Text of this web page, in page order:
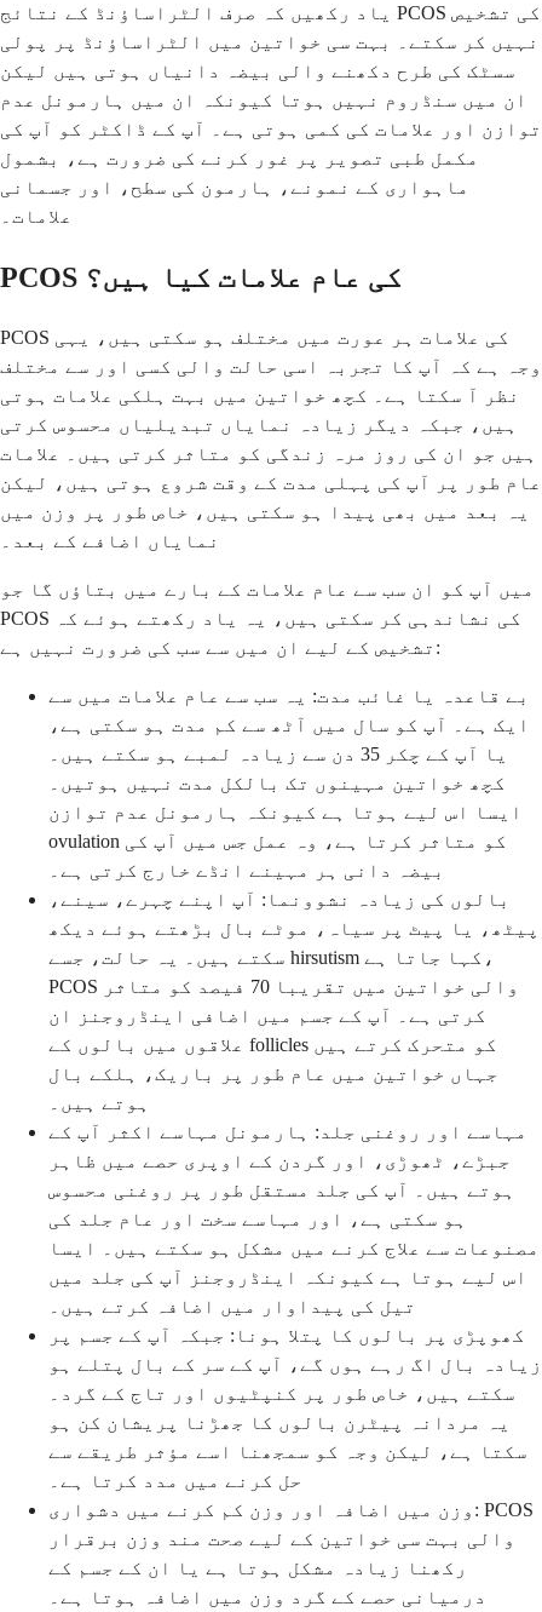
یاد رکھیں کہ صرف الٹراساؤنڈ کے نتائج PCOS کی تشخیص
نہیں کر سکتے۔ بہت سی خواتین میں الٹراساؤنڈ پر پولی
سسٹک کی طرح دکھنے والی بیضہ دانیاں ہوتی ہیں لیکن
ان میں سنڈروم نہیں ہوتا کیونکہ ان میں ہارمونل عدم
توازن اور علامات کی کمی ہوتی ہے۔ آپ کے ڈاکٹر کو آپ کی
مکمل طبی تصویر پر غور کرنے کی ضرورت ہے، بشمول
ماہواری کے نمونے، ہارمون کی سطح، اور جسمانی
علامات۔
PCOS کی عام علامات کیا ہیں؟
PCOS کی علامات ہر عورت میں مختلف ہو سکتی ہیں، یہی
وجہ ہے کہ آپ کا تجربہ اسی حالت والی کسی اور سے مختلف
نظر آ سکتا ہے۔ کچھ خواتین میں بہت ہلکی علامات ہوتی
ہیں، جبکہ دیگر زیادہ نمایاں تبدیلیاں محسوس کرتی
ہیں جو ان کی روز مرہ زندگی کو متاثر کرتی ہیں۔ علامات
عام طور پر آپ کی پہلی مدت کے وقت شروع ہوتی ہیں، لیکن
یہ بعد میں بھی پیدا ہو سکتی ہیں، خاص طور پر وزن میں
نمایاں اضافے کے بعد۔
میں آپ کو ان سب سے عام علامات کے بارے میں بتاؤں گا جو
PCOS کی نشاندہی کر سکتی ہیں، یہ یاد رکھتے ہوئے کہ
تشخیص کے لیے ان میں سے سب کی ضرورت نہیں ہے:
بے قاعدہ یا غائب مدت: یہ سب سے عام علامات میں سے
ایک ہے۔ آپ کو سال میں آٹھ سے کم مدت ہو سکتی ہے،
یا آپ کے چکر 35 دن سے زیادہ لمبے ہو سکتے ہیں۔
کچھ خواتین مہینوں تک بالکل مدت نہیں ہوتیں۔
ایسا اس لیے ہوتا ہے کیونکہ ہارمونل عدم توازن
ovulation کو متاثر کرتا ہے، وہ عمل جس میں آپ کی
بیضہ دانی ہر مہینے انڈے خارج کرتی ہے۔
بالوں کی زیادہ نشوونما: آپ اپنے چہرے، سینے،
پیٹھ، یا پیٹ پر سیاہ، موٹے بال بڑھتے ہوئے دیکھ
سکتے ہیں۔ یہ حالت، جسے hirsutism کہا جاتا ہے،
PCOS والی خواتین میں تقریبا 70 فیصد کو متاثر
کرتی ہے۔ آپ کے جسم میں اضافی اینڈروجنز ان
علاقوں میں بالوں کے follicles کو متحرک کرتے ہیں
جہاں خواتین میں عام طور پر باریک، ہلکے بال
ہوتے ہیں۔
مہاسے اور روغنی جلد: ہارمونل مہاسے اکثر آپ کے
جبڑے، ٹھوڑی، اور گردن کے اوپری حصے میں ظاہر
ہوتے ہیں۔ آپ کی جلد مستقل طور پر روغنی محسوس
ہو سکتی ہے، اور مہاسے سخت اور عام جلد کی
مصنوعات سے علاج کرنے میں مشکل ہو سکتے ہیں۔ ایسا
اس لیے ہوتا ہے کیونکہ اینڈروجنز آپ کی جلد میں
تیل کی پیداوار میں اضافہ کرتے ہیں۔
کھوپڑی پر بالوں کا پتلا ہونا: جبکہ آپ کے جسم پر
زیادہ بال اگ رہے ہوں گے، آپ کے سر کے بال پتلے ہو
سکتے ہیں، خاص طور پر کنپٹیوں اور تاج کے گرد۔
یہ مردانہ پیٹرن بالوں کا جھڑنا پریشان کن ہو
سکتا ہے، لیکن وجہ کو سمجھنا اسے مؤثر طریقے سے
حل کرنے میں مدد کرتا ہے۔
وزن میں اضافہ اور وزن کم کرنے میں دشواری: PCOS
والی بہت سی خواتین کے لیے صحت مند وزن برقرار
رکھنا زیادہ مشکل ہوتا ہے یا ان کے جسم کے
درمیانی حصے کے گرد وزن میں اضافہ ہوتا ہے۔